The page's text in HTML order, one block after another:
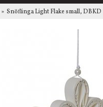
» Snöflinga Light Flake small, DBKD